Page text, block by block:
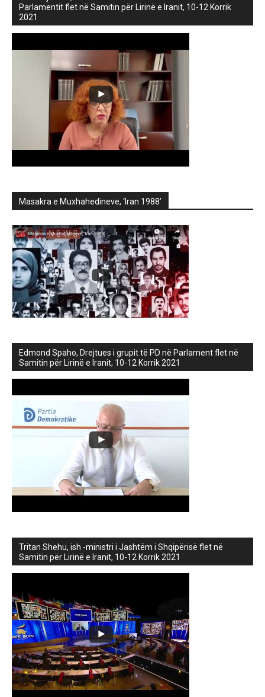
Parlamentit flet në Samitin për Lirinë e Iranit, 10-12 Korrik
2021
Masakra e Muxhahedineve, ‘Iran 1988’
Edmond Spaho, Drejtues i grupit të PD në Parlament flet në
Samitin për Lirinë e Iranit, 10-12 Korrik 2021
Tritan Shehu, ish -ministri i Jashtëm i Shqipërisë flet në
Samitin për Lirinë e Iranit, 10-12 Korrik 2021